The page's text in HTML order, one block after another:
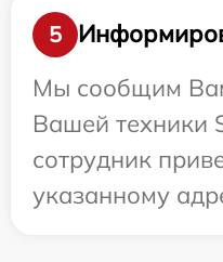
5
Мы сообщим
Вашей техники
сотрудник
указанному